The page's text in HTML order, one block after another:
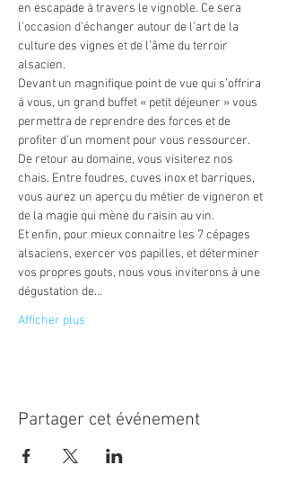
en escapade à travers le vignoble. Ce sera
l’occasion d’échanger autour de l’art de la
culture des vignes et de l’âme du terroir
alsacien.
Devant un magnifique point de vue qui s’offrira
à vous, un grand buffet « petit déjeuner » vous
permettra de reprendre des forces et de
profiter d’un moment pour vous ressourcer.
De retour au domaine, vous visiterez nos
chais. Entre foudres, cuves inox et barriques,
vous aurez un aperçu du métier de vigneron et
de la magie qui mène du raisin au vin.
Et enfin, pour mieux connaitre les 7 cépages
alsaciens, exercer vos papilles, et déterminer
vos propres gouts, nous vous inviterons à une
dégustation de…
Afficher plus
Partager cet événement